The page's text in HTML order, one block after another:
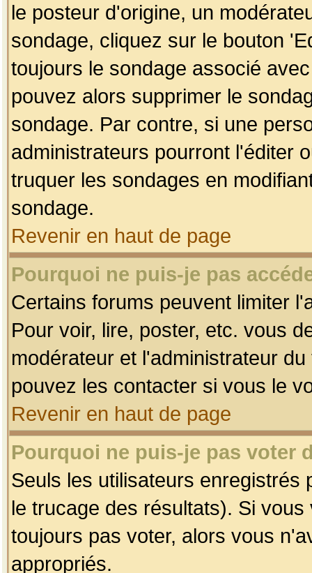
le posteur d'origine, un
sondage, cliquez sur le bouton
toujours le sondage associé
pouvez alors supprimer le
sondage. Par contre, si une
administrateurs pourront l'éditer
truquer les sondages en
sondage.
Revenir en haut de page
Pourquoi ne puis-je pas
Certains forums peuvent limiter
Pour voir, lire, poster, etc. vous
modérateur et l'administrateur
pouvez les contacter si vous le
Revenir en haut de page
Pourquoi ne puis-je pas voter
Seuls les utilisateurs enregistrés
le trucage des résultats). Si
toujours pas voter, alors vous
appropriés.